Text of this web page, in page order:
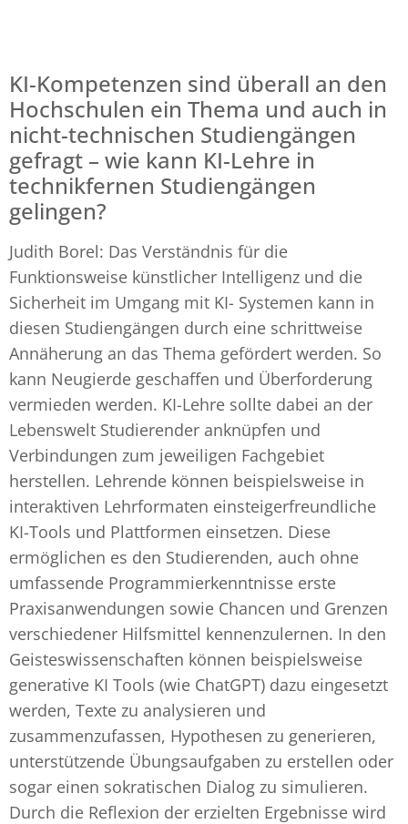
KI-Kompetenzen sind überall an den
Hochschulen ein Thema und auch in
nicht-technischen Studiengängen
gefragt – wie kann KI-Lehre in
technikfernen Studiengängen
gelingen?
Judith Borel: Das Verständnis für die
Funktionsweise künstlicher Intelligenz und die
Sicherheit im Umgang mit KI- Systemen kann in
diesen Studiengängen durch eine schrittweise
Annäherung an das Thema gefördert werden. So
kann Neugierde geschaffen und Überforderung
vermieden werden. KI-Lehre sollte dabei an der
Lebenswelt Studierender anknüpfen und
Verbindungen zum jeweiligen Fachgebiet
herstellen. Lehrende können beispielsweise in
interaktiven Lehrformaten einsteigerfreundliche
KI-Tools und Plattformen einsetzen. Diese
ermöglichen es den Studierenden, auch ohne
umfassende Programmierkenntnisse erste
Praxisanwendungen sowie Chancen und Grenzen
verschiedener Hilfsmittel kennenzulernen. In den
Geisteswissenschaften können beispielsweise
generative KI Tools (wie ChatGPT) dazu eingesetzt
werden, Texte zu analysieren und
zusammenzufassen, Hypothesen zu generieren,
unterstützende Übungsaufgaben zu erstellen oder
sogar einen sokratischen Dialog zu simulieren.
Durch die Reflexion der erzielten Ergebnisse wird